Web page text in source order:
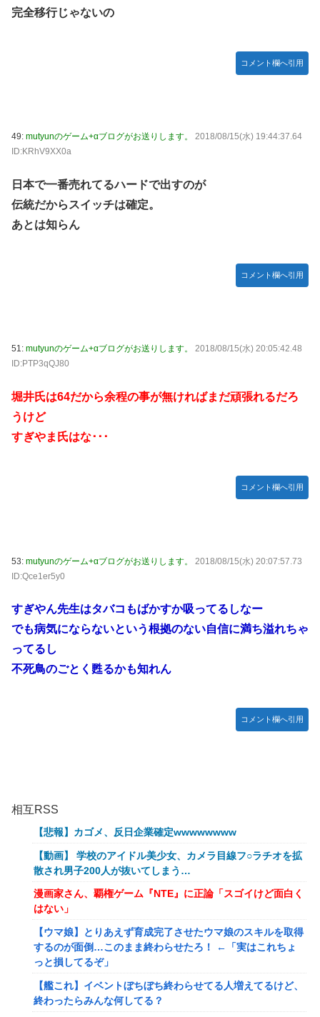
完全移行じゃないの
コメント欄へ引用
49: mutyunのゲーム+αブログがお送りします。
2018/08/15(水) 19:44:37.64
ID:KRhV9XX0a
日本で一番売れてるハードで出すのが
伝統だからスイッチは確定。
あとは知らん
コメント欄へ引用
51: mutyunのゲーム+αブログがお送りします。
2018/08/15(水) 20:05:42.48
ID:PTP3qQJ80
堀井氏は64だから余程の事が無ければまだ頑張れるだろ
うけど
すぎやま氏はな･･･
コメント欄へ引用
53: mutyunのゲーム+αブログがお送りします。
2018/08/15(水) 20:07:57.73
ID:Qce1er5y0
すぎやん先生はタバコもばかすか吸ってるしなー
でも病気にならないという根拠のない自信に満ち溢れちゃ
ってるし
不死鳥のごとく甦るかも知れん
コメント欄へ引用
相互RSS
【悲報】カゴメ、反日企業確定wwwwwwww
【動画】 学校のアイドル美少女、カメラ目線フ○ラチオを拡
散され男子200人が抜いてしまう…
漫画家さん、覇権ゲーム『NTE』に正論「スゴイけど面白く
はない」
【ウマ娘】とりあえず育成完了させたウマ娘のスキルを取得
するのが面倒…このまま終わらせたろ！ ←「実はこれちょ
っと損してるぞ」
【艦これ】イベントぼちぼち終わらせてる人増えてるけど、
終わったらみんな何してる？